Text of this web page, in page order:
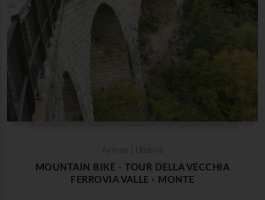
MOUNTAIN BIKE - TOUR DELLA VECCHIA
FERROVIA VALLE - MONTE